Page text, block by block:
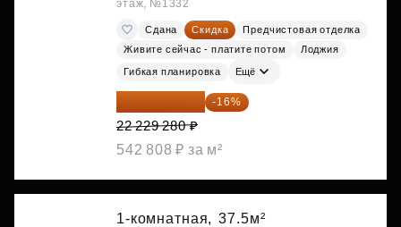
этаж, №1332
Сдана Скидка
Предчистовая отделка
Живите сейчас - платите потом
Лоджия
Гибкая планировка Ещё
18 672 595 ₽ -16%
22 229 280 ₽
542 808 ₽ за м²
1-комнатная, 37.5м²